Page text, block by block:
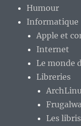
Humour
Informatique
Apple et
Internet
Le monde
Libreries
Les